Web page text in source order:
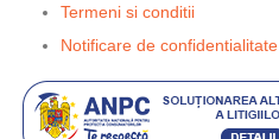
Termeni si conditii
Notificare de confidentialitate